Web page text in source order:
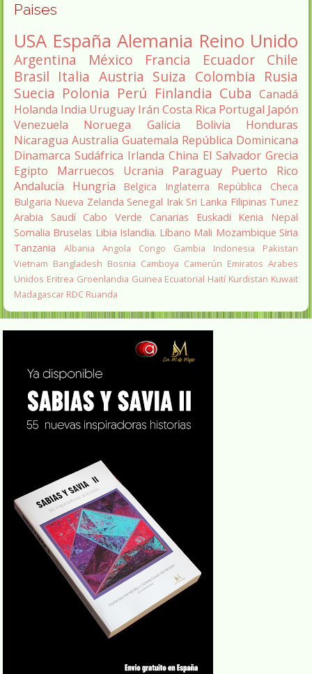
Paises
USA España Alemania Reino Unido
Argentina México Francia Ecuador
Chile
Brasil Italia Austria Suiza Colombia Rusia
Suecia Polonia Perú Finlandia Cuba Canadá
Holanda India Uruguay Irán Costa Rica Portugal Japón
Venezuela
Noruega Galicia Bolivia
Honduras
Nicaragua Australia Guatemala República Dominicana
Dinamarca Sudáfrica Irlanda China El Salvador Grecia
Egipto
Marruecos Ucrania Paraguay
Puerto Rico
Andalucía
Hungria Belgica Inglaterra
República Checa
Bulgaria Nueva Zelanda Senegal Irak Sri Lanka Filipinas Tunez
Arabia Saudí Cabo Verde Canarias Euskadi Kenia
Nepal
Somalia Bruselas Libia Islandia. Líbano Mali Mozambique Siria
Tanzania
Albania Angola Congo Gambia Indonesia
Pakistan
Vietnam Bangladesh Bosnia Camboya Camerún Emiratos Arabes
Unidos Eritrea Groenlandia Guinea Ecuatorial Haití Kurdistan Kuwait
Madagascar RDC Ruanda